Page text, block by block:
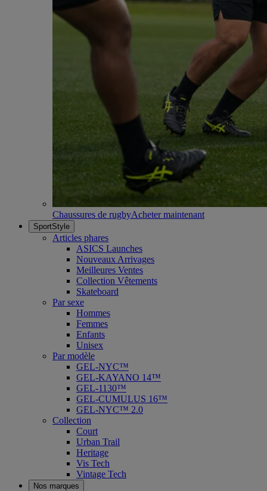
Chaussures de rugbyAcheter maintenant
SportStyle
Articles phares
ASICS Launches
Nouveaux Arrivages
Meilleures Ventes
Collection Vêtements
Skateboard
Par sexe
Hommes
Femmes
Enfants
Unisex
Par modèle
GEL-NYC™
GEL-KAYANO 14™
GEL-1130™
GEL-CUMULUS 16™
GEL-NYC™ 2.0
Collection
Court
Urban Trail
Heritage
Vis Tech
Vintage Tech
Nos marques